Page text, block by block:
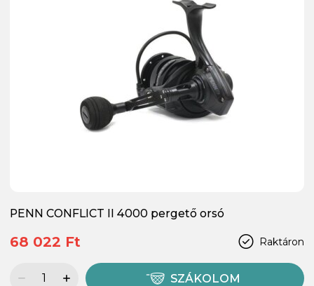
PENN CONFLICT II 4000 pergető orsó
Raktáron
68 022 Ft
SZÁKOLOM